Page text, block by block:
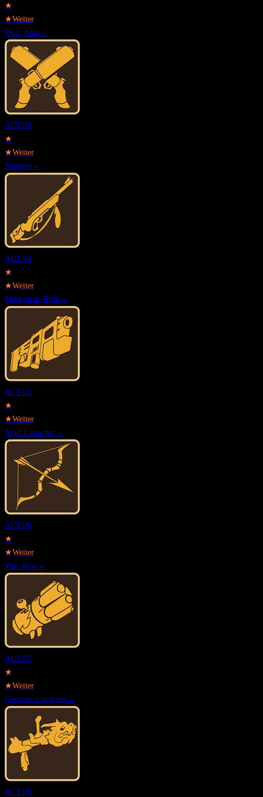
★
★Weiter
Dual Axes→
ACT.03
★
★Weiter
Shotgun→
ACT.04
★
★Weiter
Marksman Rifle→
ACT.05
★
★Weiter
Acid Launcher→
ACT.06
★
★Weiter
War Bow→
ACT.07
★
★Weiter
Grenade Launcher→
ACT.08